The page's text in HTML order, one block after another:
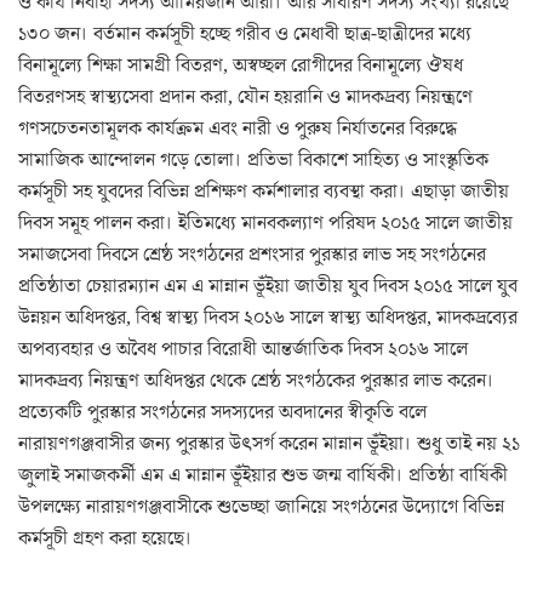
১৩০ জন। বর্তমান কর্মসূচী হচ্ছে গরীব ও মেধাবী ছাত্র-ছাত্রীদের মধ্যে
বিনামূল্যে শিক্ষা সামগ্রী বিতরণ, অস্বচ্ছল রোগীদের বিনামূল্যে ঔষধ
বিতরণসহ স্বাস্থ্যসেবা প্রদান করা, যৌন হয়রানি ও মাদকদ্রব্য নিয়ন্ত্রণে
গণসচেতনতামূলক কার্যক্রম এবং নারী ও পুরুষ নির্যাতনের বিরুদ্ধে
সামাজিক আন্দোলন গড়ে তোলা। প্রতিভা বিকাশে সাহিত্য ও সাংস্কৃতিক
কর্মসূচী সহ যুবদের বিভিন্ন প্রশিক্ষণ কর্মশালার ব্যবস্থা করা। এছাড়া জাতীয়
দিবস সমূহ পালন করা। ইতিমধ্যে মানবকল্যাণ পরিষদ ২০১৫ সালে জাতীয়
সমাজসেবা দিবসে শ্রেষ্ঠ সংগঠনের প্রশংসার পুরস্কার লাভ সহ সংগঠনের
প্রতিষ্ঠাতা চেয়ারম্যান এম এ মান্নান ভূঁইয়া জাতীয় যুব দিবস ২০১৫ সালে যুব
উন্নয়ন অধিদপ্তর, বিশ্ব স্বাস্থ্য দিবস ২০১৬ সালে স্বাস্থ্য অধিদপ্তর, মাদকদ্রব্যের
অপব্যবহার ও অবৈধ পাচার বিরোধী আন্তর্জাতিক দিবস ২০১৬ সালে
মাদকদ্রব্য নিয়ন্ত্রণ অধিদপ্তর থেকে শ্রেষ্ঠ সংগঠকের পুরস্কার লাভ করেন।
প্রত্যেকটি পুরস্কার সংগঠনের সদস্যদের অবদানের স্বীকৃতি বলে
নারায়ণগঞ্জবাসীর জন্য পুরস্কার উৎসর্গ করেন মান্নান ভূঁইয়া। শুধু তাই নয় ২১
জুলাই সমাজকর্মী এম এ মান্নান ভূঁইয়ার শুভ জন্ম বার্ষিকী। প্রতিষ্ঠা বার্ষিকী
উপলক্ষ্যে নারায়ণগঞ্জবাসীকে শুভেচ্ছা জানিয়ে সংগঠনের উদ্যোগে বিভিন্ন
কর্মসূচী গ্রহণ করা হয়েছে।